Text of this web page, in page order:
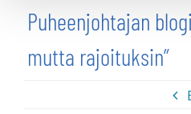
Puheenjohtajan
mutta rajoituksin”